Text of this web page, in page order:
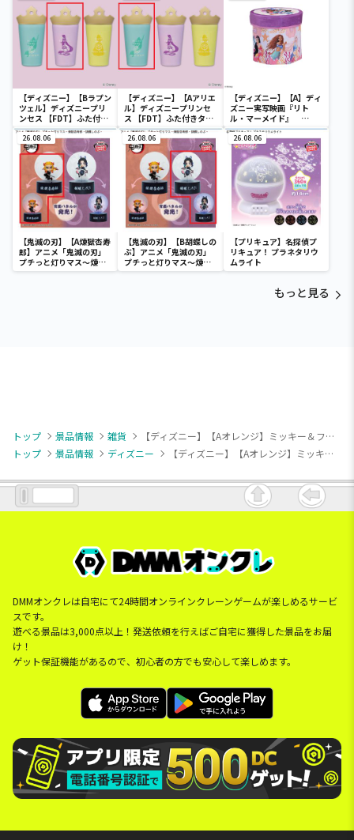
【ディズニー】【Bラプン
ツェル】ディズニープリ
ンセス 【FDT】ふた付き
タンブラー
【ディズニー】【Aアリエ
ル】ディズニープリンセ
ス 【FDT】ふた付きタン
ブラー
【ディズニー】【A】ディ
ズニー実写映画『リト
ル・マーメイド』
[PtZ]折り畳みボックス
チェアー
26.08.06
【鬼滅の刃】【A煉獄杏寿
郎】アニメ「鬼滅の刃」
プチっと灯りマス～煉獄
杏寿郎・胡蝶しのぶ～
26.08.06
【鬼滅の刃】【B胡蝶しの
ぶ】アニメ「鬼滅の刃」
プチっと灯りマス～煉獄
杏寿郎・胡蝶しのぶ～
26.08.06
【プリキュア】名探偵プ
リキュア！ プラネタリウ
ムライト
もっと見る
トップ 景品情報 雑貨
【ディズニー】【Aオレンジ】ミッキー＆フレンズ おうちのランチボックス
トップ
景品情報 ディズニー 【ディズニー】【Aオレンジ】ミッキー＆フレンズ おうちのランチボックス
DMMオンクレは自宅にて24時間オンラインクレーンゲームが楽しめるサービ
スです。
遊べる景品は3,000点以上！発送依頼を行えばご自宅に獲得した景品をお届
け！
ゲット保証機能があるので、初心者の方でも安心して楽しめます。